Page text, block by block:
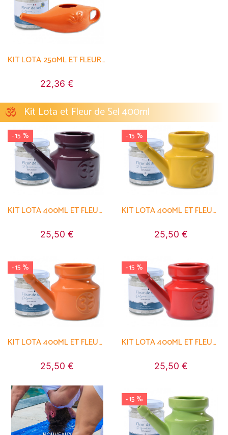
KIT LOTA 250ML ET FLEUR DE SEL
22,36 €
Kit Lota et Fleur de Sel 400ml
- 15 %
KIT LOTA 400ML ET FLEUR DE SEL
25,50 €
- 15 %
KIT LOTA 400ML ET FLEUR DE SEL
25,50 €
- 15 %
KIT LOTA 400ML ET FLEUR DE SEL
25,50 €
- 15 %
KIT LOTA 400ML ET FLEUR DE SEL
25,50 €
- 15 %